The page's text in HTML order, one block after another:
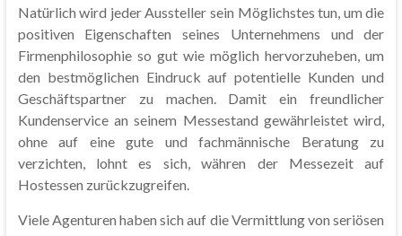
Natürlich wird jeder Aussteller sein Möglichstes tun, um die
positiven Eigenschaften seines Unternehmens und der
Firmenphilosophie so gut wie möglich hervorzuheben, um
den bestmöglichen Eindruck auf potentielle Kunden und
Geschäftspartner zu machen. Damit ein freundlicher
Kundenservice an seinem Messestand gewährleistet wird,
ohne auf eine gute und fachmännische Beratung zu
verzichten, lohnt es sich, währen der Messezeit auf
Hostessen zurückzugreifen.
Viele Agenturen haben sich auf die Vermittlung von seriösen